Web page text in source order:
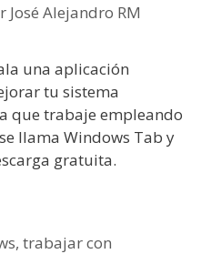
José Alejandro RM
una aplicación
tu sistema
que trabaje empleando
llama Windows Tab y
gratuita.
,trabajar con